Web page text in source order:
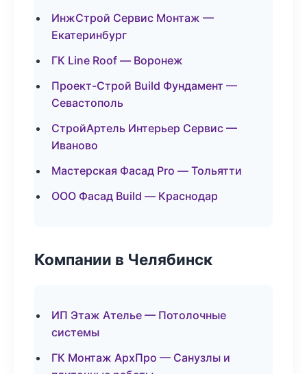
ИнжСтрой Сервис Монтаж —
Екатеринбург
ГК Line Roof — Воронеж
Проект-Строй Build Фундамент —
Севастополь
СтройАртель Интерьер Сервис —
Иваново
Мастерская Фасад Pro — Тольятти
ООО Фасад Build — Краснодар
Компании в Челябинск
ИП Этаж Ателье — Потолочные
системы
ГК Монтаж АрхПро — Санузлы и